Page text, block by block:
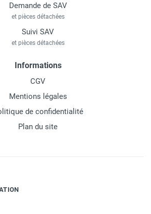
Demande de SAV
et pièces détachées
Suivi SAV
et pièces détachées
Informations
CGV
Mentions légales
de confidentialité
Plan du site